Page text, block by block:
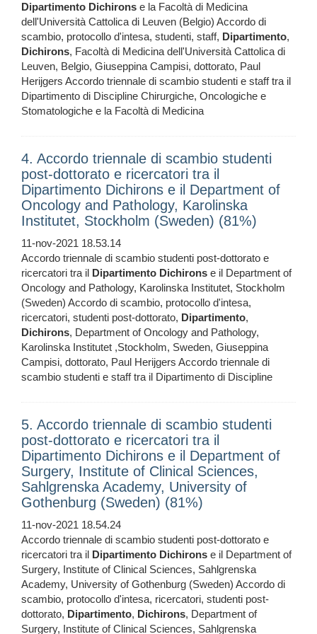
Dipartimento Dichirons e la Facoltà di Medicina
dell'Università Cattolica di Leuven (Belgio) Accordo di
scambio, protocollo d'intesa, studenti, staff, Dipartimento,
Dichirons, Facoltà di Medicina dell'Università Cattolica di
Leuven, Belgio, Giuseppina Campisi, dottorato, Paul
Herijgers Accordo triennale di scambio studenti e staff tra il
Dipartimento di Discipline Chirurgiche, Oncologiche e
Stomatologiche e la Facoltà di Medicina
4. Accordo triennale di scambio studenti
post-dottorato e ricercatori tra il
Dipartimento Dichirons e il Department of
Oncology and Pathology, Karolinska
Institutet, Stockholm (Sweden) (81%)
11-nov-2021 18.53.14
Accordo triennale di scambio studenti post-dottorato e
ricercatori tra il Dipartimento Dichirons e il Department of
Oncology and Pathology, Karolinska Institutet, Stockholm
(Sweden) Accordo di scambio, protocollo d'intesa,
ricercatori, studenti post-dottorato, Dipartimento,
Dichirons, Department of Oncology and Pathology,
Karolinska Institutet ,Stockholm, Sweden, Giuseppina
Campisi, dottorato, Paul Herijgers Accordo triennale di
scambio studenti e staff tra il Dipartimento di Discipline
5. Accordo triennale di scambio studenti
post-dottorato e ricercatori tra il
Dipartimento Dichirons e il Department of
Surgery, Institute of Clinical Sciences,
Sahlgrenska Academy, University of
Gothenburg (Sweden) (81%)
11-nov-2021 18.54.24
Accordo triennale di scambio studenti post-dottorato e
ricercatori tra il Dipartimento Dichirons e il Department of
Surgery, Institute of Clinical Sciences, Sahlgrenska
Academy, University of Gothenburg (Sweden) Accordo di
scambio, protocollo d'intesa, ricercatori, studenti post-
dottorato, Dipartimento, Dichirons, Department of
Surgery, Institute of Clinical Sciences, Sahlgrenska